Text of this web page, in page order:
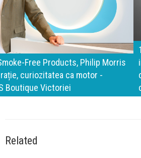
140 de ani de Mercedes-Benz.
important „test al timpului” este să
cu aceeași responsabilitate față de
calitate
Related